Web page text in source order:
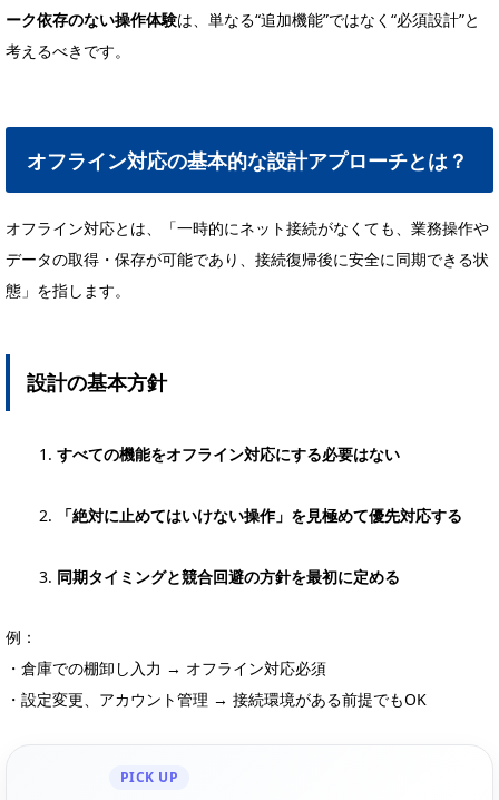
ーク依存のない操作体験は、単なる“追加機能”ではなく“必須設計”と
考えるべきです。
オフライン対応の基本的な設計アプローチとは？
オフライン対応とは、「一時的にネット接続がなくても、業務操作や
データの取得・保存が可能であり、接続復帰後に安全に同期できる状
態」を指します。
設計の基本方針
すべての機能をオフライン対応にする必要はない
「絶対に止めてはいけない操作」を見極めて優先対応する
同期タイミングと競合回避の方針を最初に定める
例：
・倉庫での棚卸し入力 → オフライン対応必須
・設定変更、アカウント管理 → 接続環境がある前提でもOK
PICK UP